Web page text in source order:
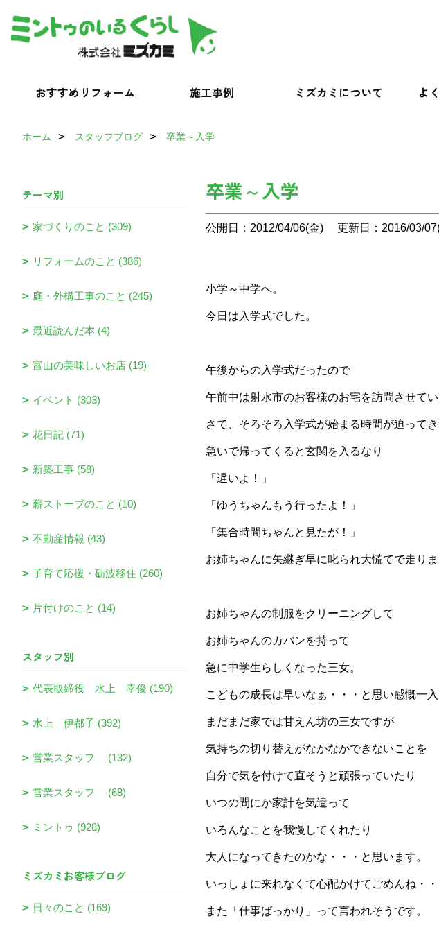
おすすめリフォーム 施工事例 ミズカミについて よ
ホーム スタッフブログ 卒業～入学
卒業～入学
公開日：2012/04/06(金) 更新日：2016/03/
小学～中学へ。
今日は入学式でした。
午後からの入学式だったので
午前中は射水市のお客様のお宅を訪問させてい
さて、そろそろ入学式が始まる時間が迫ってき
急いで帰ってくると玄関を入るなり
「遅いよ！」
「ゆうちゃんもう行ったよ！」
「集合時間ちゃんと見たが！」
お姉ちゃんに矢継ぎ早に叱られ大慌てで走りま
お姉ちゃんの制服をクリーニングして
お姉ちゃんのカバンを持って
急に中学生らしくなった三女。
こどもの成長は早いなぁ・・・と思い感慨一入
まだまだ家では甘えん坊の三女ですが
気持ちの切り替えがなかなかできないことを
自分で気を付けて直そうと頑張っていたり
いつの間にか家計を気遣って
いろんなことを我慢してくれたり
大人になってきたのかな・・・と思います。
いっしょに来れなくて心配かけてごめんね・・
また「仕事ばっかり」って言われそうです。
テーマ別
家づくりのこと (309)
リフォームのこと (386)
庭・外構工事のこと (245)
最近読んだ本 (4)
富山の美味しいお店 (19)
イベント (303)
花日記 (71)
新築工事 (58)
薪ストーブのこと (10)
不動産情報 (43)
子育て応援・砺波移住 (260)
片付けのこと (14)
スタッフ別
代表取締役 水上 幸俊 (190)
水上 伊都子 (392)
営業スタッフ (132)
営業スタッフ (68)
ミントゥ (928)
ミズカミお客様ブログ
日々のこと (169)